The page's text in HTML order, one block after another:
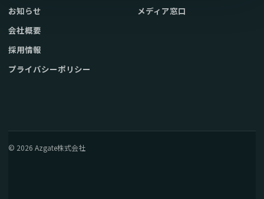
お知らせ
会社概要
採用情報
プライバシーポリシー
メディア窓口
© 2026 Azgate株式会社